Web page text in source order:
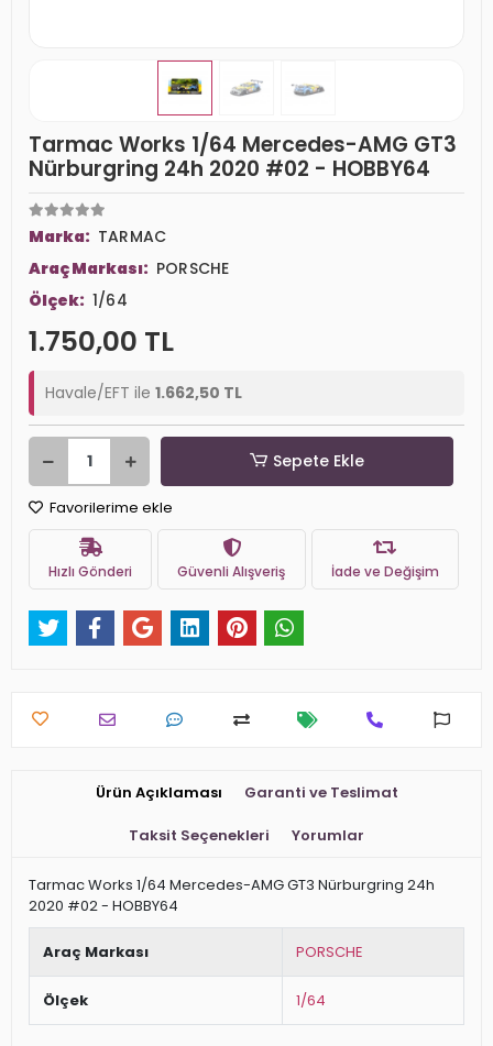
Tarmac Works 1/64 Mercedes-AMG GT3
Nürburgring 24h 2020 #02 - HOBBY64
Marka: TARMAC
Araç Markası: PORSCHE
Ölçek: 1/64
1.750,00 TL
Havale/EFT ile 1.662,50 TL
Sepete Ekle
Favorilerime ekle
Hızlı Gönderi Güvenli Alışveriş İade ve Değişim
Ürün Açıklaması Garanti ve Teslimat
Taksit Seçenekleri Yorumlar
Tarmac Works 1/64 Mercedes-AMG GT3 Nürburgring 24h
2020 #02 - HOBBY64
Araç Markası PORSCHE
Ölçek 1/64